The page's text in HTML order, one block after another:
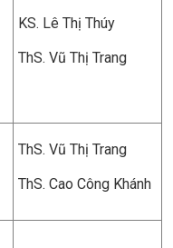
KS. Lê Thị Thúy
ThS. Vũ Thị Trang
ThS. Vũ Thị Trang
ThS. Cao Công Khánh